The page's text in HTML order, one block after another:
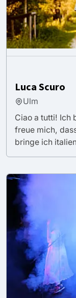
Luca Scuro
Ulm
Ciao a tutti! Ich
freue mich,
bringe ich